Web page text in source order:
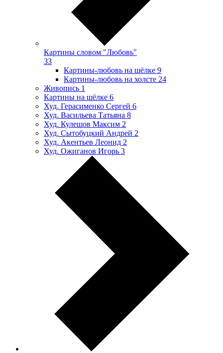
Картины словом "Любовь"
33
Картины-любовь на шёлке 9
Картины-любовь на холсте 24
Живопись 1
Картины на шёлке 6
Худ. Герасименко Сергей 6
Худ. Васильева Татьяна 8
Худ. Кулешов Максим 2
Худ. Сытобуцкий Андрей 2
Худ. Акентьев Леонид 2
Худ. Ожиганов Игорь 3